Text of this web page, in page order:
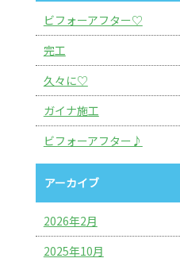
ビフォーアフター♡
完工
久々に♡
ガイナ施工
ビフォーアフター♪
アーカイブ
2026年2月
2025年10月